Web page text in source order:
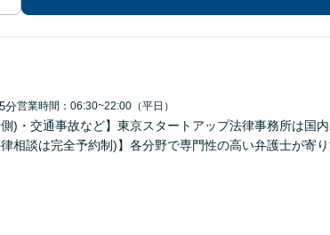
分営業時間：06:30~22:00（平日）
)・交通事故など】東京スタートアップ法律事務所は国
相談は完全予約制)】各分野で専門性の高い弁護士が寄